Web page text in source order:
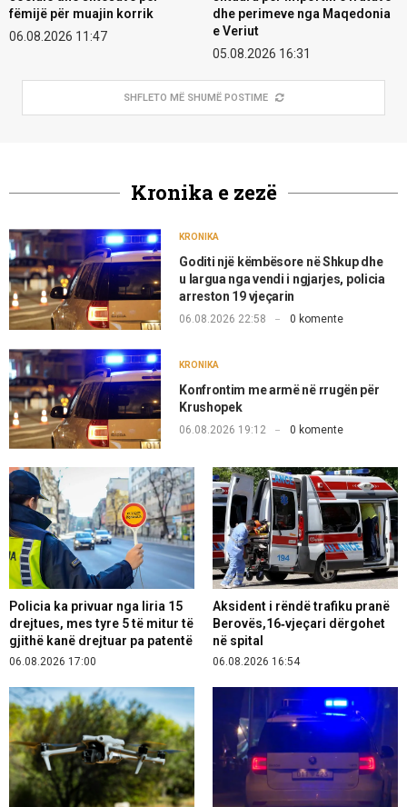
fëmijë për muajin korrik
06.08.2026 11:47
dhe perimeve nga Maqedonia
e Veriut
05.08.2026 16:31
SHFLETO MË SHUMË POSTIME
Kronika e zezë
KRONIKA
Goditi një këmbësore në Shkup dhe
u largua nga vendi i ngjarjes, policia
arreston 19 vjeçarin
06.08.2026 22:58 0 komente
KRONIKA
Konfrontim me armë në rrugën për
Krushopek
06.08.2026 19:12 0 komente
Policia ka privuar nga liria 15
drejtues, mes tyre 5 të mitur të
gjithë kanë drejtuar pa patentë
06.08.2026 17:00
Aksident i rëndë trafiku pranë
Berovës,16‑vjeçari dërgohet
në spital
06.08.2026 16:54